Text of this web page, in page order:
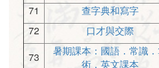
71
查字典和寫字
72
口才與交際
73
暑期課本：國語．常識
術．英文課本